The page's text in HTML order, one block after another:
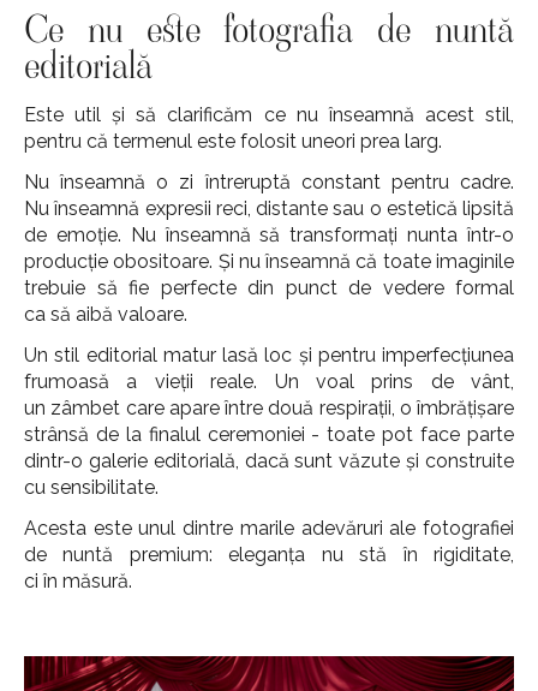
Ce nu este fotografia de nuntă
editorială
Este util și să clarificăm ce nu înseamnă acest stil,
pentru că termenul este folosit uneori prea larg.
Nu înseamnă o zi întreruptă constant pentru cadre.
Nu înseamnă expresii reci, distante sau o estetică lipsită
de emoție. Nu înseamnă să transformați nunta într-o
producție obositoare. Și nu înseamnă că toate imaginile
trebuie să fie perfecte din punct de vedere formal
ca să aibă valoare.
Un stil editorial matur lasă loc și pentru imperfecțiunea
frumoasă a vieții reale. Un voal prins de vânt,
un zâmbet care apare între două respirații, o îmbrățișare
strânsă de la finalul ceremoniei - toate pot face parte
dintr-o galerie editorială, dacă sunt văzute și construite
cu sensibilitate.
Acesta este unul dintre marile adevăruri ale fotografiei
de nuntă premium: eleganța nu stă în rigiditate,
ci în măsură.